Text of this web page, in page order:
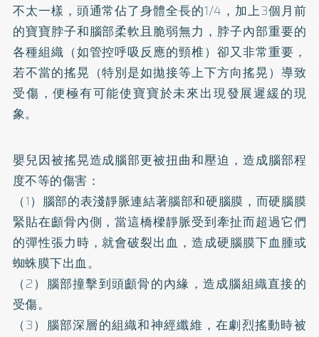
不太一樣，頭通常佔了身體全長的1/4，加上3個月前
的寶寶脖子和腦部柔軟且脆弱無力，脖子內部重要的
各種組織（如管控呼吸反應的頸椎）卻又非常重要，
若不當的搖晃（特別是如拋接等上下方向搖晃）導致
受傷，便極有可能使寶寶於未來出現發展遲緩的現
象。
嬰兒因被搖晃造成腦部更被扭曲和壓迫，造成腦部程
度不等的傷害：
（1）腦部的表淺靜脈連結著腦部和硬腦膜，而硬腦膜
緊貼在顱骨內側，當這橋樑靜脈受到牽扯而超過它們
的彈性張力時，就會破裂出血，造成硬腦膜下血腫或
蜘蛛膜下出血。
（2）腦部撞擊到頭顱骨的內緣，造成腦組織直接的
受傷。
（3）腦部深層的組織和神經纖維，在劇烈搖動時被